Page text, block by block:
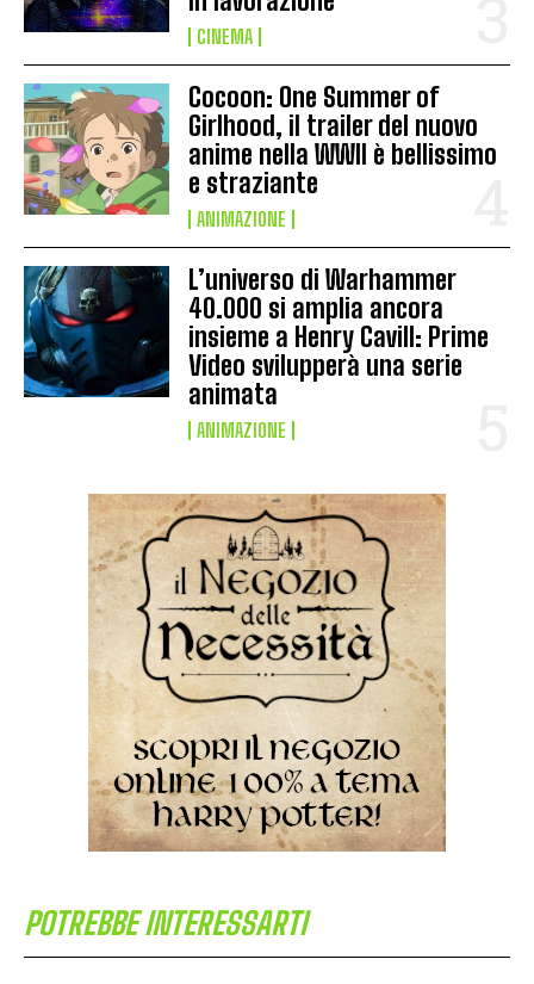
CINEMA
Cocoon: One Summer of
Girlhood, il trailer del nuovo
anime nella WWII è bellissimo
e straziante
ANIMAZIONE
L’universo di Warhammer
40.000 si amplia ancora
insieme a Henry Cavill: Prime
Video svilupperà una serie
animata
ANIMAZIONE
POTREBBE INTERESSARTI